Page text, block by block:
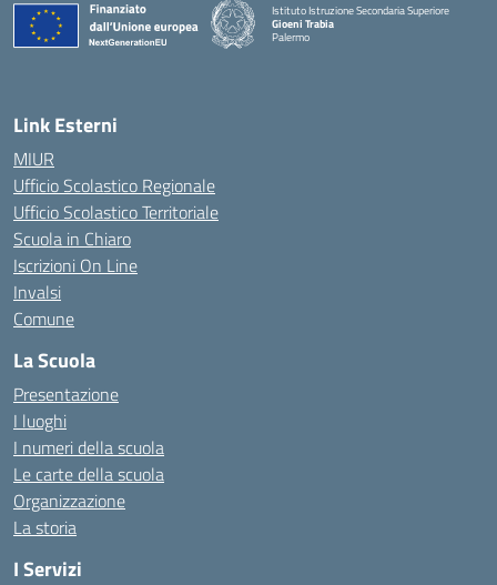
Istituto Istruzione Secondaria Superiore
Gioeni Trabia
Palermo
Link Esterni
MIUR
Ufficio Scolastico Regionale
Ufficio Scolastico Territoriale
Scuola in Chiaro
Iscrizioni On Line
Invalsi
Comune
La Scuola
Presentazione
I luoghi
I numeri della scuola
Le carte della scuola
Organizzazione
La storia
I Servizi